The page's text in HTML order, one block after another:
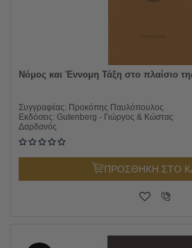
Νόμος και Έννομη Τάξη στο πλαίσιο
Συγγραφέας: Προκόπης Παυλόπουλος
Εκδόσεις: Gutenberg - Γιώργος & Κώστας
Δαρδανός
ΠΡΟΣΘΗΚΗ ΣΤΟ